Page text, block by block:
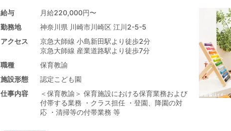
給与
月給220,000円〜
勤務地
神奈川県 川崎市川崎区 江川2-5-5
アクセス
京急大師線 小島新田駅より徒歩2分
京急大師線 産業道路駅より徒歩7分
職種
保育教諭
施設形態
認定こども園
仕事内容
＜保育教諭＞ 保育施設における保育業務および
付帯する業務 ・クラス担任 ・登園、降園の対
応 ・清掃等の付帯業務 等